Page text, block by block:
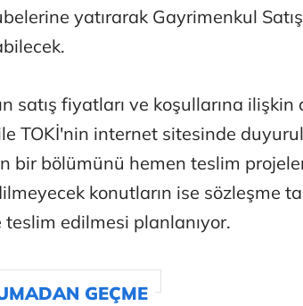
yatırarak Gayrimenkul
satış fiyatları ve koşullarına
TOKİ'nin internet sitesinde
bir bölümünü hemen teslim
konutların ise sözleşme
teslim edilmesi planlanıyor.